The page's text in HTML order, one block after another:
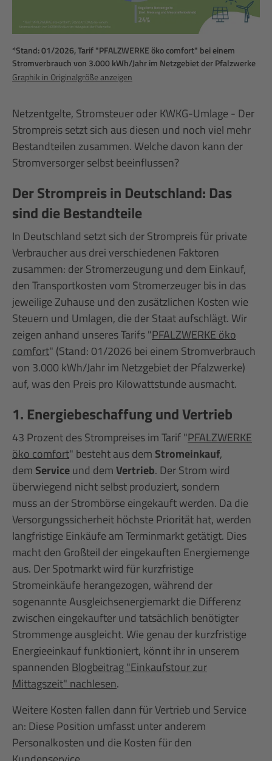
*Stand: 01/2026, Tarif "PFALZWERKE öko comfort" bei einem
Stromverbrauch von 3.000 kWh/Jahr im Netzgebiet der Pfalzwerke
Graphik in Originalgröße anzeigen
Netzentgelte, Stromsteuer oder KWKG-Umlage - Der
Strompreis setzt sich aus diesen und noch viel mehr
Bestandteilen zusammen. Welche davon kann der
Stromversorger selbst beeinflussen?
Der Strompreis in Deutschland: Das
sind die Bestandteile
In Deutschland setzt sich der Strompreis für private
Verbraucher aus drei verschiedenen Faktoren
zusammen: der Stromerzeugung und dem Einkauf,
den Transportkosten vom Stromerzeuger bis in das
jeweilige Zuhause und den zusätzlichen Kosten wie
Steuern und Umlagen, die der Staat aufschlägt. Wir
zeigen anhand unseres Tarifs "PFALZWERKE öko
comfort" (Stand: 01/2026 bei einem Stromverbrauch
von 3.000 kWh/Jahr im Netzgebiet der Pfalzwerke)
auf, was den Preis pro Kilowattstunde ausmacht.
1. Energiebeschaffung und Vertrieb
43 Prozent des Strompreises im Tarif "PFALZWERKE
öko comfort" besteht aus dem Stromeinkauf,
dem Serviceund demVertrieb. Der Strom wird
überwiegend nicht selbst produziert, sondern
muss an der Strombörse eingekauft werden. Da die
Versorgungssicherheit höchste Priorität hat, werden
langfristige Einkäufe am Terminmarkt getätigt. Dies
macht den Großteil der eingekauften Energiemenge
aus. Der Spotmarkt wird für kurzfristige
Stromeinkäufe herangezogen, während der
sogenannte Ausgleichsenergiemarkt die Differenz
zwischen eingekaufter und tatsächlich benötigter
Strommenge ausgleicht. Wie genau der kurzfristige
Energieeinkauf funktioniert, könnt ihr in unserem
spannenden Blogbeitrag "Einkaufstour zur
Mittagszeit" nachlesen.
Weitere Kosten fallen dann für Vertrieb und Service
an: Diese Position umfasst unter anderem
Personalkosten und die Kosten für den